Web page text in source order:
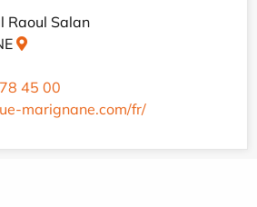
Raoul Salan
45 00
marignane.com/fr/